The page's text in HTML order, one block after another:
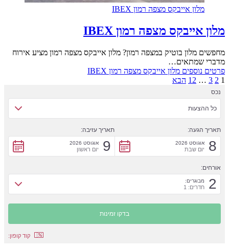
מלון אייבקס מצפה רמון IBEX
מלון אייבקס מצפה רמון IBEX
מחפשים מלון בוטיק במצפה רמון? מלון אייבקס מצפה רמון מציע אירוח
מדברי שמתאים…
פרטים נוספים מלון אייבקס מצפה רמון IBEX
1
2
3
…
12 הבא
נכס
כל ההצעות
תאריך הגעה:
8 אוגוסט 2026
יום שבת
תאריך עזיבה:
9 אוגוסט 2026
יום ראשון
אורחים:
2 מבוגרים:
חדרים: 1
קוד קופון: